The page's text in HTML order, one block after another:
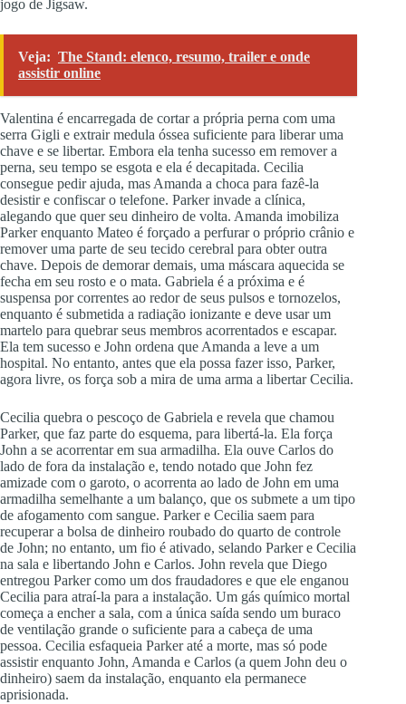
jogo de Jigsaw.
Veja: The Stand: elenco, resumo, trailer e onde
assistir online
Valentina é encarregada de cortar a própria perna com uma
serra Gigli e extrair medula óssea suficiente para liberar uma
chave e se libertar. Embora ela tenha sucesso em remover a
perna, seu tempo se esgota e ela é decapitada. Cecilia
consegue pedir ajuda, mas Amanda a choca para fazê-la
desistir e confiscar o telefone. Parker invade a clínica,
alegando que quer seu dinheiro de volta. Amanda imobiliza
Parker enquanto Mateo é forçado a perfurar o próprio crânio e
remover uma parte de seu tecido cerebral para obter outra
chave. Depois de demorar demais, uma máscara aquecida se
fecha em seu rosto e o mata. Gabriela é a próxima e é
suspensa por correntes ao redor de seus pulsos e tornozelos,
enquanto é submetida a radiação ionizante e deve usar um
martelo para quebrar seus membros acorrentados e escapar.
Ela tem sucesso e John ordena que Amanda a leve a um
hospital. No entanto, antes que ela possa fazer isso, Parker,
agora livre, os força sob a mira de uma arma a libertar Cecilia.
Cecilia quebra o pescoço de Gabriela e revela que chamou
Parker, que faz parte do esquema, para libertá-la. Ela força
John a se acorrentar em sua armadilha. Ela ouve Carlos do
lado de fora da instalação e, tendo notado que John fez
amizade com o garoto, o acorrenta ao lado de John em uma
armadilha semelhante a um balanço, que os submete a um tipo
de afogamento com sangue. Parker e Cecilia saem para
recuperar a bolsa de dinheiro roubado do quarto de controle
de John; no entanto, um fio é ativado, selando Parker e Cecilia
na sala e libertando John e Carlos. John revela que Diego
entregou Parker como um dos fraudadores e que ele enganou
Cecilia para atraí-la para a instalação. Um gás químico mortal
começa a encher a sala, com a única saída sendo um buraco
de ventilação grande o suficiente para a cabeça de uma
pessoa. Cecilia esfaqueia Parker até a morte, mas só pode
assistir enquanto John, Amanda e Carlos (a quem John deu o
dinheiro) saem da instalação, enquanto ela permanece
aprisionada.